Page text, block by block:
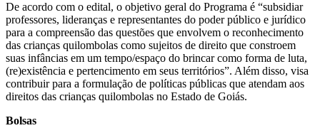
De acordo com o edital, o objetivo geral do Programa é “subsidiar
professores, lideranças e representantes do poder público e jurídico
para a compreensão das questões que envolvem o reconhecimento
das crianças quilombolas como sujeitos de direito que constroem
suas infâncias em um tempo/espaço do brincar como forma de luta,
(re)existência e pertencimento em seus territórios”. Além disso, visa
contribuir para a formulação de políticas públicas que atendam aos
direitos das crianças quilombolas no Estado de Goiás.
Bolsas